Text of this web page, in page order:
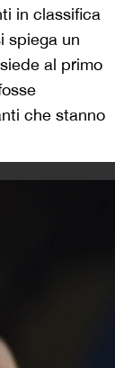
in classifica
spiega un
al primo
che stanno